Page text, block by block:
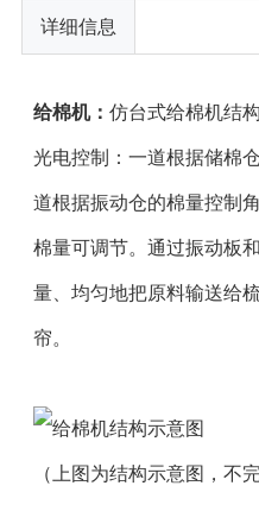
详细信息
给棉机： 仿台式给棉机结
光电控制：一道根据储棉
道根据振动仓的棉量控制
棉量可调节。通过振动板
量、均匀地把原料输送给
帘。
（上图为结构示意图，不